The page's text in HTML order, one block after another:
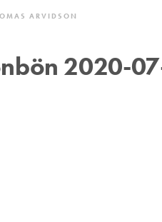
2020-
ARVIDSON